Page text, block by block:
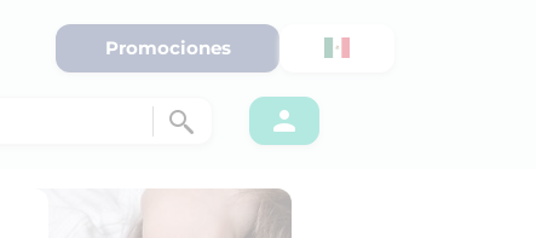
Promociones